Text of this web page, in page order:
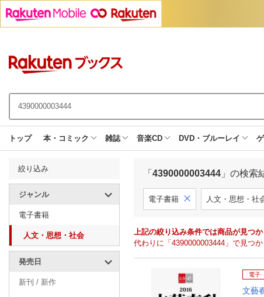
トップ 本・コミック 雑誌 音楽CD DVD・ブルーレイ
絞り込み
ジャンル
電子書籍
人文・思想・社会
発売日
新刊 / 新作
「 4390000003444 」の検索
電子書籍 人文・思想・社
上記の絞り込み条件では商品が見つか
代わりに「4390000003444」で見つ
電子
文藝